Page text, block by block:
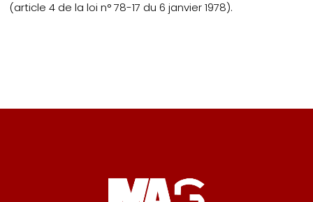
(article 4 de la loi n° 78-17 du 6 janvier 1978).